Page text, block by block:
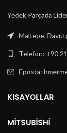
Yedek Parçada
Maltepe,
Telefon: +90
Eposta:
KISAYOLLAR
MITSUBISHI